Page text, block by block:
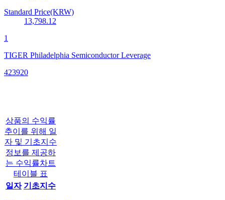
Standard Price(KRW)
13,798.12
1
TIGER Philadelphia Semiconductor Leverage
423920
상품의 수익률
추이를 위해 일
자 및 기초지수
정보를 제공하
는 수익률차트
테이블 표
일자 기초지수